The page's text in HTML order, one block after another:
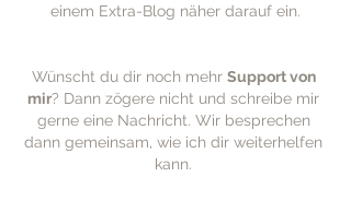
einem Extra-Blog näher darauf ein.
Wünscht du dir noch mehr Support von
mir? Dann zögere nicht und schreibe mir
gerne eine Nachricht. Wir besprechen
dann gemeinsam, wie ich dir weiterhelfen
kann.